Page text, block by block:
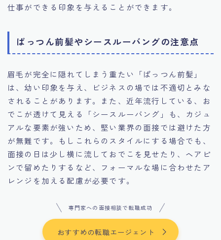
仕事ができる印象を与えることができます。
ぱっつん前髪やシースルーバングの注意点
眉毛が完全に隠れてしまう重たい「ぱっつん前髪」
は、幼い印象を与え、ビジネスの場では不適切とみな
されることがあります。また、近年流行している、お
でこが透けて見える「シースルーバング」も、カジュ
アルな要素が強いため、堅い業界の面接では避けた方
が無難です。もしこれらのスタイルにする場合でも、
面接の日は少し横に流しておでこを見せたり、ヘアピ
ンで留めたりするなど、フォーマルな場に合わせたア
レンジを加える配慮が必要です。
専門家への面接相談で転職成功
おすすめの転職エージェント